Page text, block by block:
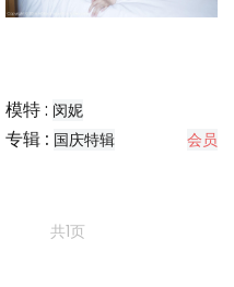
模特 : 闵妮
专辑 : 国庆特辑 会员
共1页